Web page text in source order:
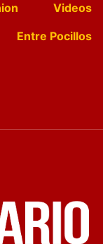
Videos
Entre Pocillos